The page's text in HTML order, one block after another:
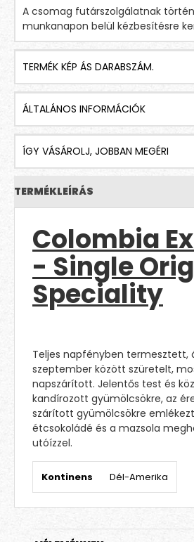
A csomag futárszolgálatnak
munkanapon belül kézbesítésre
TERMÉK KÉP ÁS DARABSZÁM.
ÁLTALÁNOS INFORMÁCIÓK
ÍGY VÁSÁROLJ, JOBBAN MEGÉRI
TERMÉKLEÍRÁS
Colombia
- Single
Speciality
Teljes napfényben termesztett,
szeptember között szüretelt,
napszárított. Jelentős test és
kandírozott gyümölcsökre, az
szárított gyümölcsökre
étcsokoládé és a mazsola
utóízzel.
Kontinens Dél-Amerika